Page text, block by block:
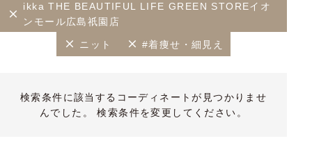
ikka THE BEAUTIFUL LIFE GREEN STOREイオ
ンモール広島祇園店
ニット #着痩せ・細見え
検索条件に該当するコーディネートが見つかりませ
んでした。 検索条件を変更してください。